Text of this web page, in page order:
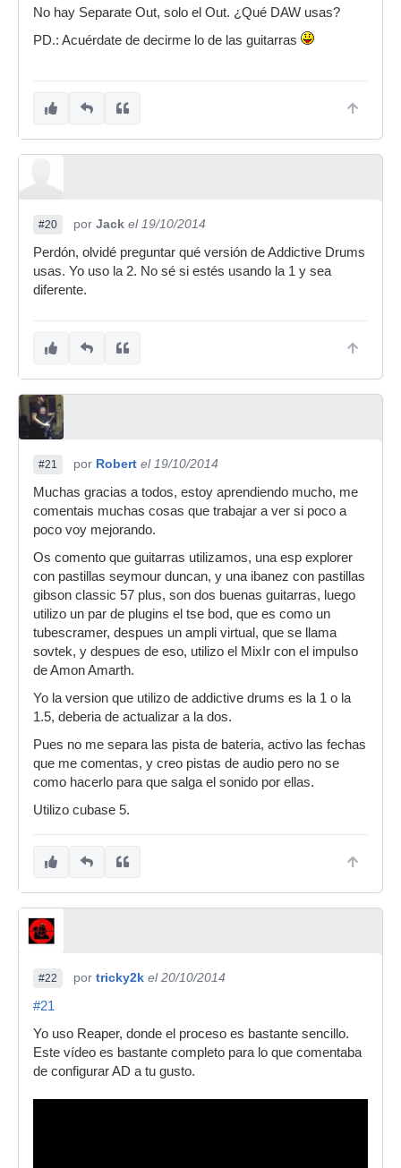
No hay Separate Out, solo el Out. ¿Qué DAW usas?
PD.: Acuérdate de decirme lo de las guitarras
#20 por Jack el 19/10/2014
Perdón, olvidé preguntar qué versión de Addictive Drums
usas. Yo uso la 2. No sé si estés usando la 1 y sea
diferente.
#21 por Robert el 19/10/2014
Muchas gracias a todos, estoy aprendiendo mucho, me
comentais muchas cosas que trabajar a ver si poco a
poco voy mejorando.
Os comento que guitarras utilizamos, una esp explorer
con pastillas seymour duncan, y una ibanez con pastillas
gibson classic 57 plus, son dos buenas guitarras, luego
utilizo un par de plugins el tse bod, que es como un
tubescramer, despues un ampli virtual, que se llama
sovtek, y despues de eso, utilizo el MixIr con el impulso
de Amon Amarth.
Yo la version que utilizo de addictive drums es la 1 o la
1.5, deberia de actualizar a la dos.
Pues no me separa las pista de bateria, activo las fechas
que me comentas, y creo pistas de audio pero no se
como hacerlo para que salga el sonido por ellas.
Utilizo cubase 5.
#22 por tricky2k el 20/10/2014
#21
Yo uso Reaper, donde el proceso es bastante sencillo.
Este vídeo es bastante completo para lo que comentaba
de configurar AD a tu gusto.